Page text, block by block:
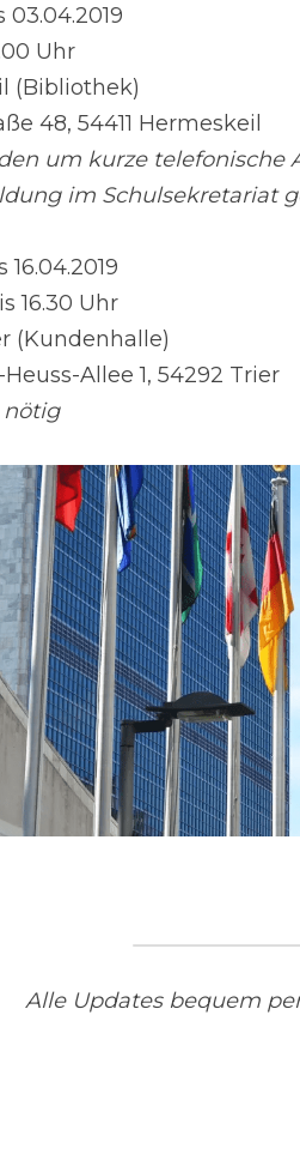
03.04.2019
Uhr
(Bibliothek)
48, 54411 Hermeskeil
um kurze telefonische
im Schulsekretariat
16.30 Uhr
(Kundenhalle)
Allee 1, 54292 Trier
nötig
Alle Updates bequem